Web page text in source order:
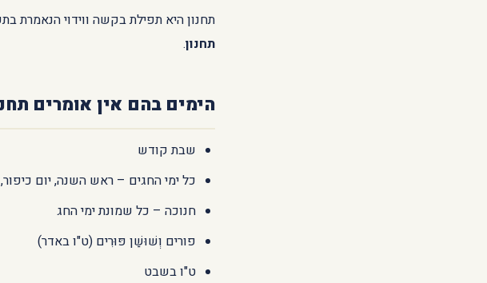
תחנון היא תפילת בקשה ווידוי הנאמרת
תחנון.
הימים בהם אין אומרים
שבת קודש
כל ימי החגים – ראש השנה, יום
חנוכה – כל שמונת ימי החג
פורים וְשׁוּשַׁן פּוּרִים (ט"ו באדר)
ט"ו בשבט